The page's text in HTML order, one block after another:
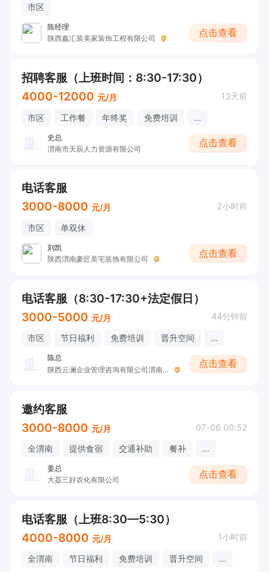
市区
陈经理
陕西鑫汇装美家装饰工程有限公司
点击查看
招聘客服（上班时间：8:30-17:30）
4000-12000 元/月 13天前
市区 工作餐 年终奖 免费培训 ...
史总
渭南市天辰人力资源有限公司
点击查看
电话客服
3000-8000 元/月 2小时前
市区 单双休
刘凯
陕西渭南豪匠美宅装饰有限公司
点击查看
电话客服（8:30-17:30+法定假日）
3000-5000 元/月 44分钟前
市区 节日福利 免费培训 晋升空间 ...
陈总
陕西云澜企业管理咨询有限公司渭南分公司
点击查看
邀约客服
3000-8000 元/月 07-06 00:52
全渭南 提供食宿 交通补助 餐补 ...
姜总
大荔三好农化有限公司
点击查看
电话客服（上班8:30—5:30）
4000-8000 元/月 1小时前
全渭南 节日福利 免费培训 晋升空间 ...